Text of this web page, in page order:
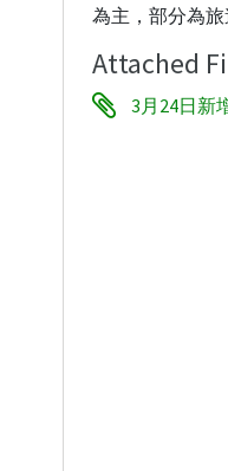
為主，部分為旅
Attached
3月24日新